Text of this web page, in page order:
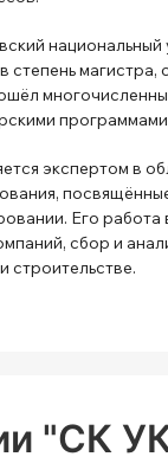
национальный
степень
экспертом в
Его
сбор и
строительстве.
"СК